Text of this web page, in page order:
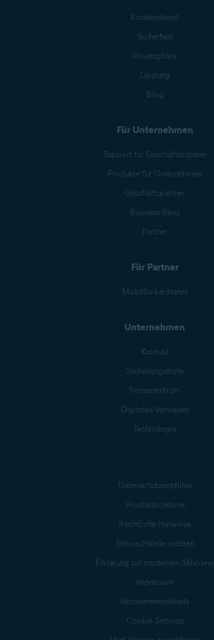
Kundendienst
Sicherheit
Privatsphäre
Leistung
Blog
Für Unternehmen
Support für Geschäftskunden
Produkte für Unternehmen
Geschäftspartner
Business-Blog
Partner
Für Partner
Mobilfunkanbieter
Unternehmen
Kontakt
Stellenangebote
Pressezentrum
Digitales Vertrauen
Technologie
Datenschutzrichtlinie
Produktrichtlinie
Rechtliche Hinweise
Schwachstelle melden
Erklärung zur modernen Sklaverei
Impressum
Abonnementdetails
Cookie Settings